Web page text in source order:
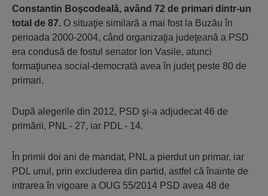
Constantin Boşcodeală, având 72 de primari dintr-un
total de 87. O situaţie similară a mai fost la Buzău în
perioada 2000-2004, când organizaţia judeţeană a PSD
era condusă de fostul senator Ion Vasile, atunci
formaţiunea social-democrată avea în judeţ peste 80 de
primari.
După alegerile din 2012, PSD şi-a adjudecat 46 de
primării, PNL - 27, iar PDL - 14.
În primii doi ani de mandat, PNL a pierdut un primar, iar
PDL unul, prin excluderea din partid, astfel că înainte de
intrarea în vigoare a OUG 55/2014 PSD avea 48 de